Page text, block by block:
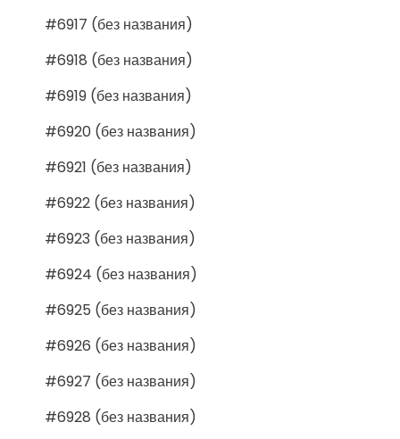
#6917 (без названия)
#6918 (без названия)
#6919 (без названия)
#6920 (без названия)
#6921 (без названия)
#6922 (без названия)
#6923 (без названия)
#6924 (без названия)
#6925 (без названия)
#6926 (без названия)
#6927 (без названия)
#6928 (без названия)